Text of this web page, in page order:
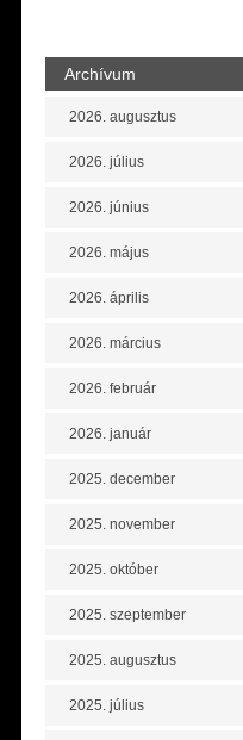
Archívum
2026. augusztus
2026. július
2026. június
2026. május
2026. április
2026. március
2026. február
2026. január
2025. december
2025. november
2025. október
2025. szeptember
2025. augusztus
2025. július